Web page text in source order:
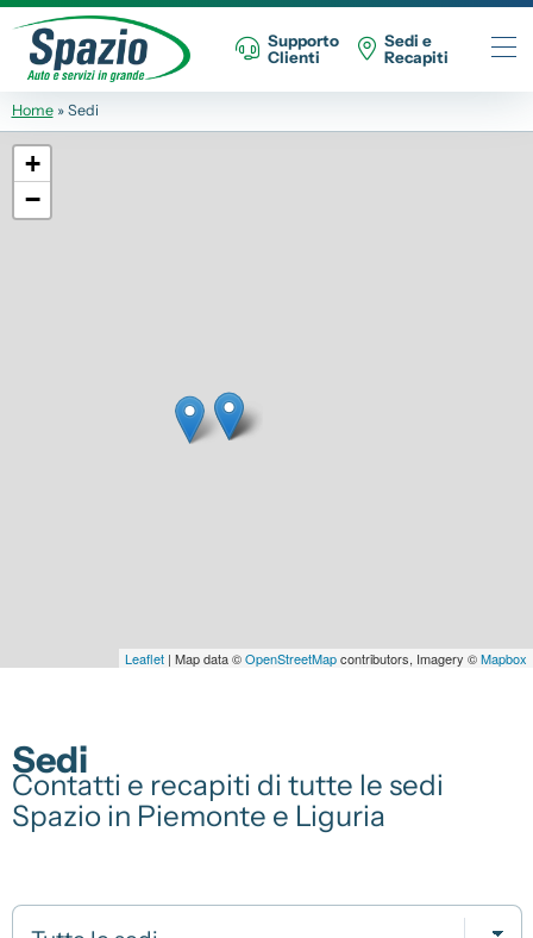
Supporto
Clienti
Sedi e
Recapiti
Automobili
Fiat
Veicoli Commerciali
Convenzioni
Promozioni
Spazio Alba e Bra
Home» Sedi
+
−
Leaflet | Map data ©OpenStreetMapcontributors, Imagery ©Mapbox
Sedi
Contatti e recapiti di tutte le sedi
Spazio in Piemonte e Liguria